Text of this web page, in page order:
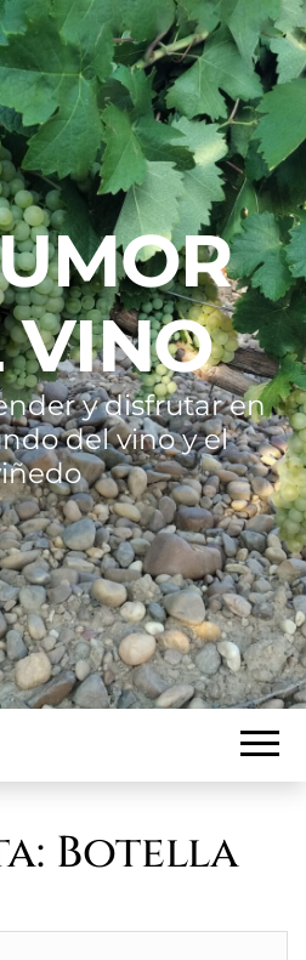
VINO
y disfrutar en
del vino y el
Botella